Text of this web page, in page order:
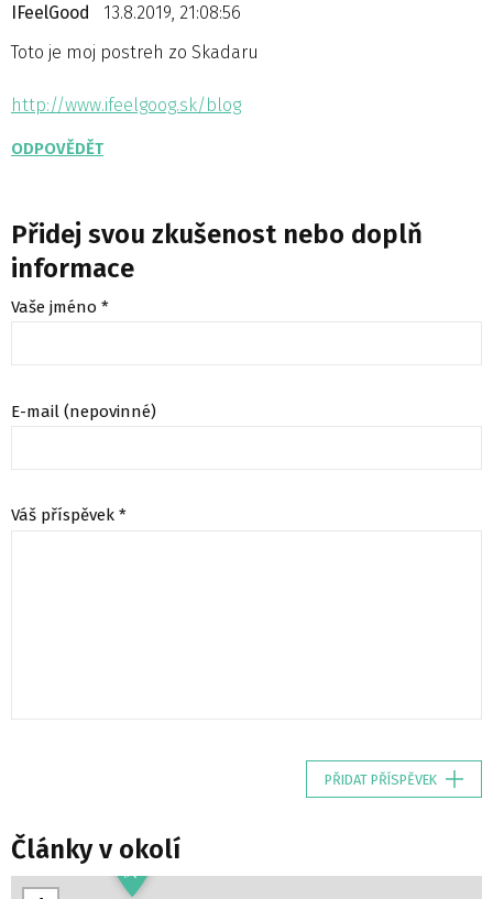
IFeelGood
13.8.2019, 21:08:56
Toto je moj postreh zo Skadaru
http://www.ifeelgoog.sk/blog
ODPOVĚDĚT
Přidej svou zkušenost nebo doplň
informace
Vaše jméno *
E-mail (nepovinné)
Váš příspěvek *
PŘIDAT PŘÍSPĚVEK
Články v okolí